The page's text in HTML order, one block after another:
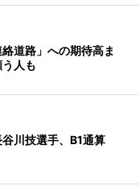
道路」への期待高ま
人も
川技選手、B1通算